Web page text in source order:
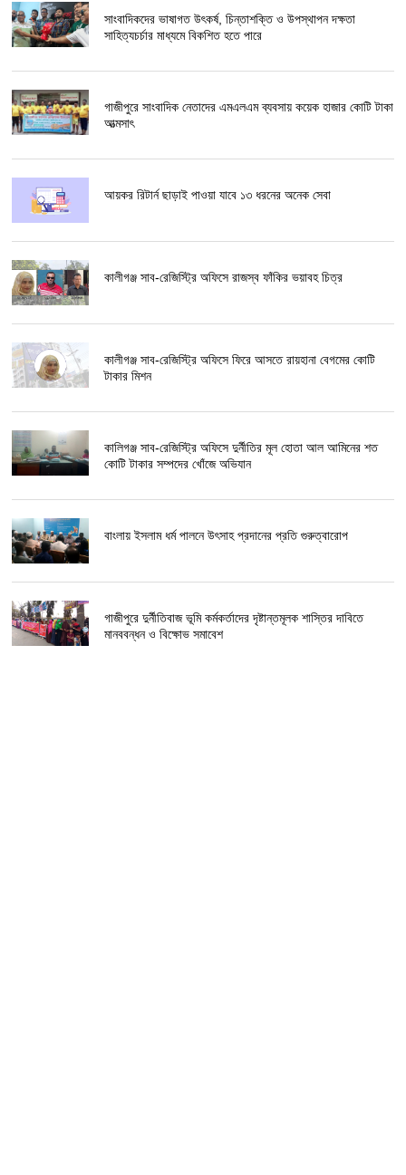
সাংবাদিকদের ভাষাগত উৎকর্ষ, চিন্তাশক্তি ও উপস্থাপন দক্ষতা
সাহিত্যচর্চার মাধ্যমে বিকশিত হতে পারে
গাজীপুরে সাংবাদিক নেতাদের এমএলএম ব্যবসায় কয়েক হাজার কোটি টাকা
আত্মসাৎ
আয়কর রিটার্ন ছাড়াই পাওয়া যাবে ১৩ ধরনের অনেক সেবা
কালীগঞ্জ সাব-রেজিস্ট্রি অফিসে রাজস্ব ফাঁকির ভয়াবহ চিত্র
কালীগঞ্জ সাব-রেজিস্ট্রি অফিসে ফিরে আসতে রায়হানা বেগমের কোটি
টাকার মিশন
কালিগঞ্জ সাব-রেজিস্ট্রি অফিসে দুর্নীতির মূল হোতা আল আমিনের শত
কোটি টাকার সম্পদের খোঁজে অভিযান
বাংলায় ইসলাম ধর্ম পালনে উৎসাহ প্রদানের প্রতি গুরুত্বারোপ
গাজীপুরে দুর্নীতিবাজ ভূমি কর্মকর্তাদের দৃষ্টান্তমূলক শাস্তির দাবিতে
মানববন্ধন ও বিক্ষোভ সমাবেশ